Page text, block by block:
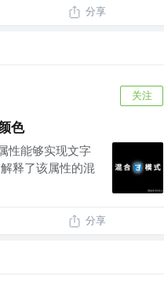
分享
关注
色
性能够实现文字
释了该属性的混
分享